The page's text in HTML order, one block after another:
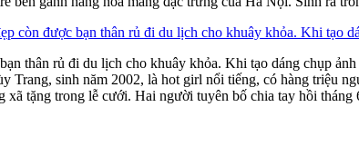
thân rủ đi du lịch cho khuây khỏa. Khi tạo dáng chụp
Trang, sinh năm 2002, là hot girl nổi tiếng, có hàng triệu
xã tặng trong lễ cưới. Hai người tuyên bố chia tay hồi